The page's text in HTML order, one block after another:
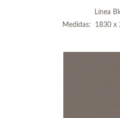
Línea
Medidas: 1830 x